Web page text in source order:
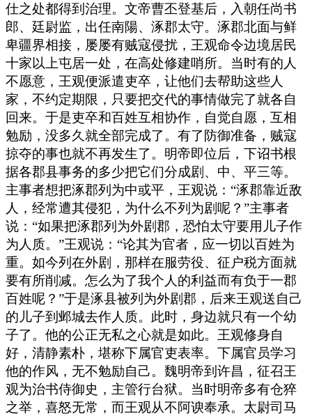
仕之处都得到治理。文帝曹丕登基后，入朝任尚书
郎、廷尉监，出任南陽、涿郡太守。涿郡北面与鲜
卑疆界相接，屡屡有贼寇侵扰，王观命令边境居民
十家以上屯居一处，在高处修建哨所。当时有的人
不愿意，王观便派遣吏卒，让他们去帮助这些人
家，不约定期限，只要把交代的事情做完了就各自
回来。于是吏卒和百姓互相协作，自觉自愿，互相
勉励，没多久就全部完成了。有了防御准备，贼寇
掠夺的事也就不再发生了。明帝即位后，下诏书根
据各郡县事务的多少把它们分成剧、中、平三等。
主事者想把涿郡列为中或平，王观说：“涿郡靠近敌
人，经常遭其侵犯，为什么不列为剧呢？”主事者
说：“如果把涿郡列为外剧郡，恐怕太守要用儿子作
为人质。”王观说：“论其为官者，应一切以百姓为
重。如今列在外剧，那样在服劳役、征户税方面就
要有所削减。怎么为了我个人的利益而有负于一郡
百姓呢？”于是涿县被列为外剧郡，后来王观送自己
的儿子到邺城去作人质。此时，身边就只有一个幼
子了。他的公正无私之心就是如此。王观修身自
好，清静素朴，堪称下属官吏表率。下属官员学习
他的作风，无不勉励自己。魏明帝到许昌，征召王
观为治书侍御史，主管行台狱。当时明帝多有仓猝
之举，喜怒无常，而王观从不阿谀奉承。太尉司马